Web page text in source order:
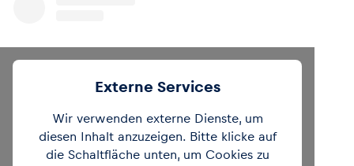
Externe Services
Wir verwenden externe Dienste, um
diesen Inhalt anzuzeigen. Bitte klicke auf
die Schaltfläche unten, um Cookies zu